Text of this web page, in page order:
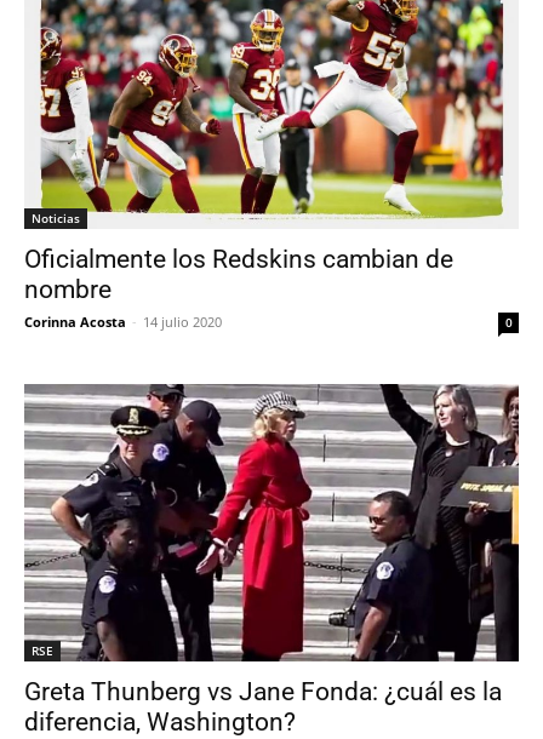
Noticias
Oficialmente los Redskins cambian de
nombre
Corinna Acosta - 14 julio 2020 0
RSE
Greta Thunberg vs Jane Fonda: ¿cuál es la
diferencia, Washington?